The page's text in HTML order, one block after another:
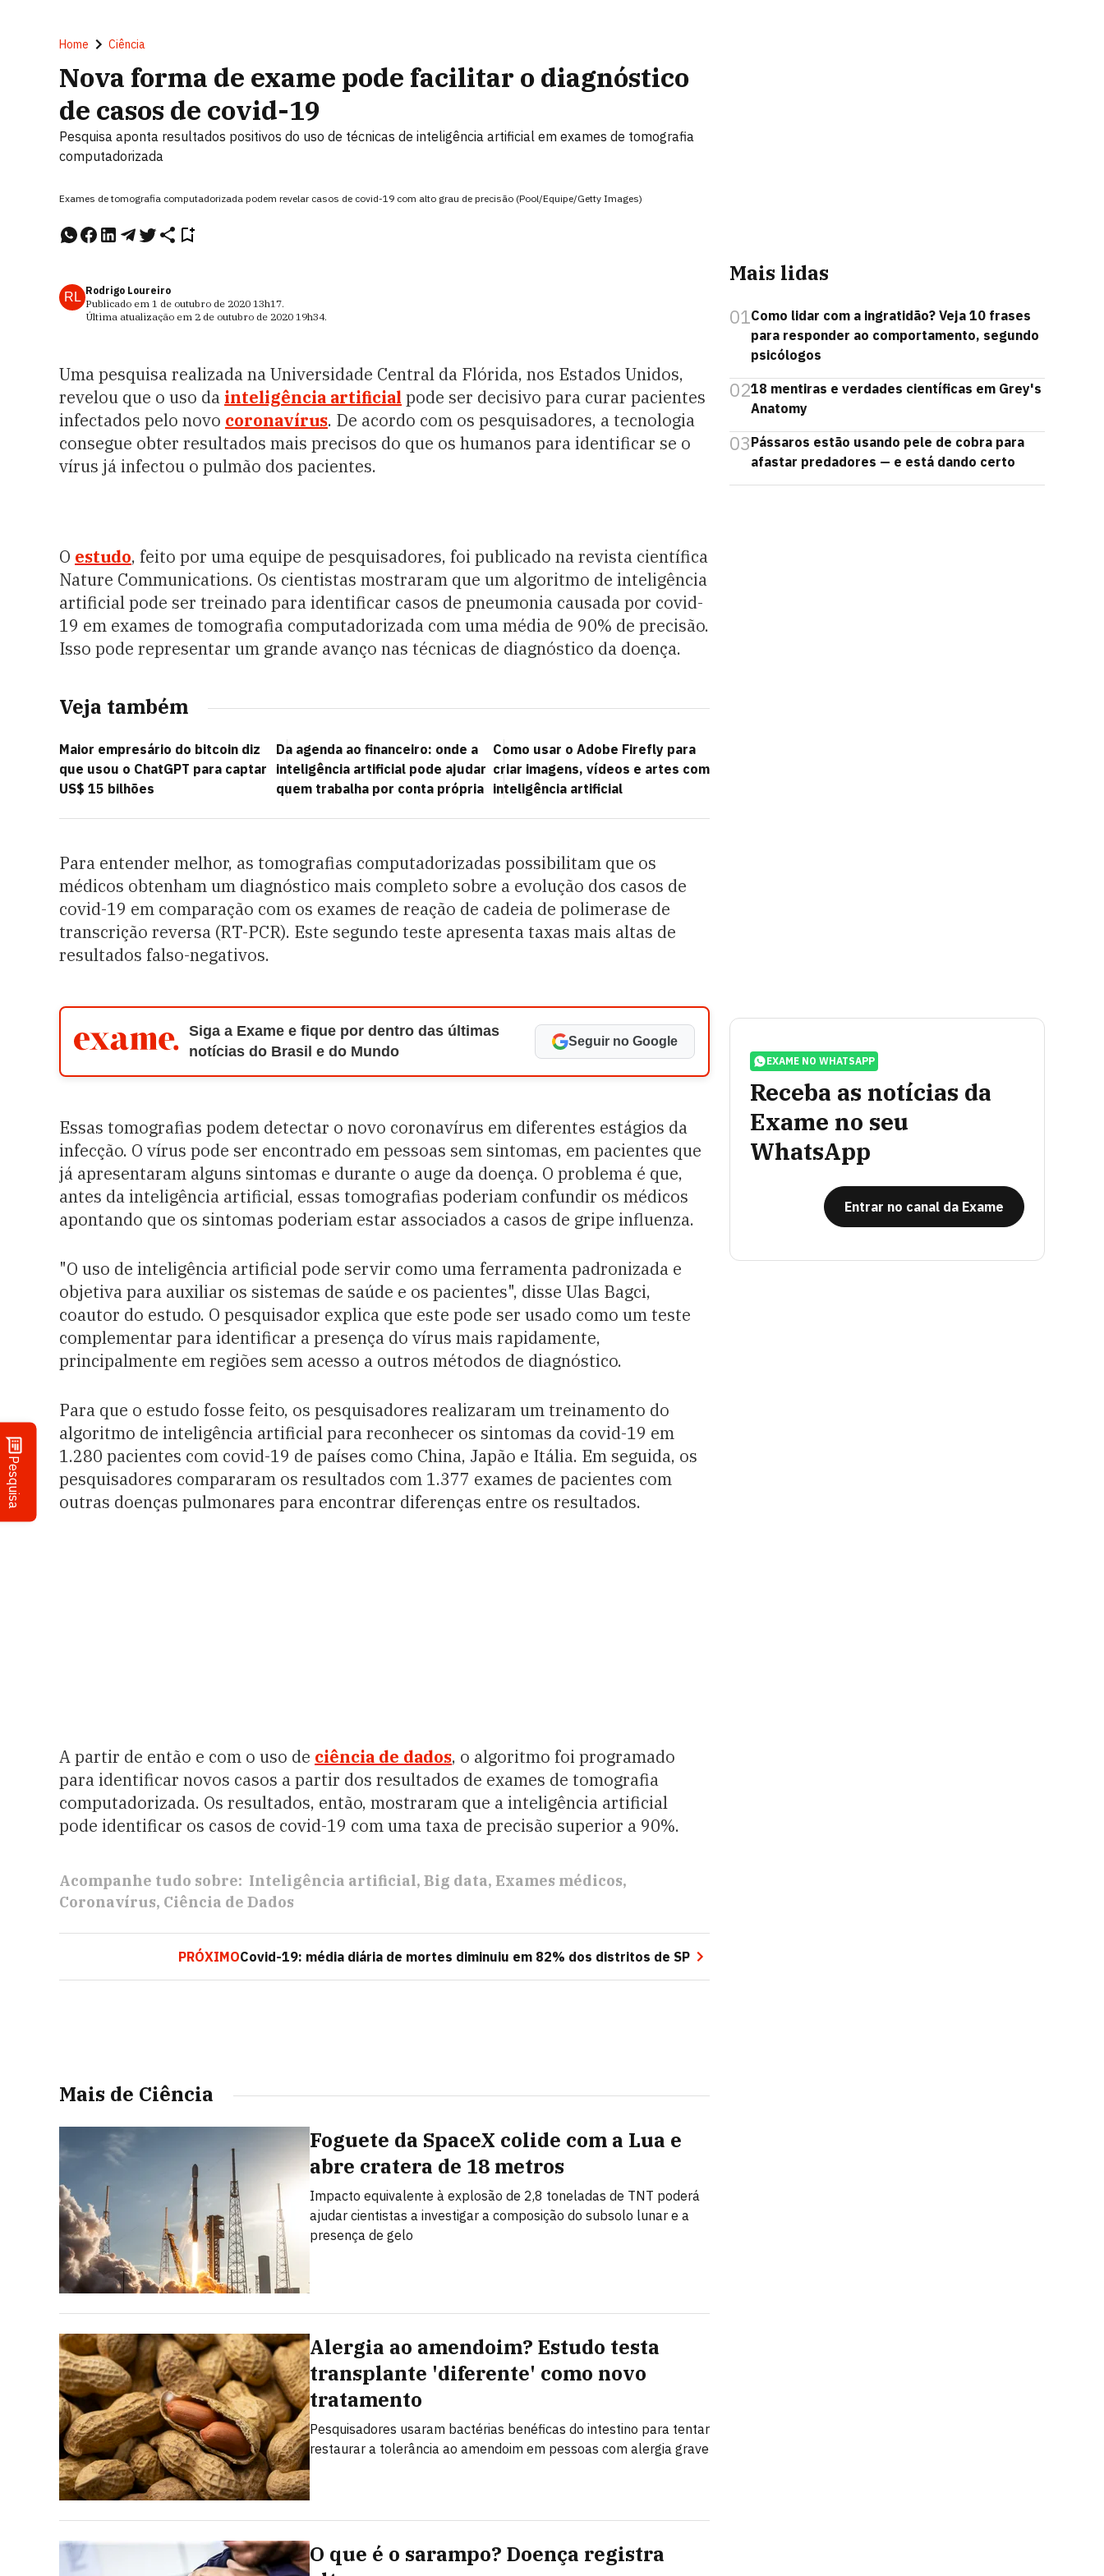
Pesquisa
Home Ciência
Nova forma de exame pode facilitar o diagnóstico
de casos de covid-19
Pesquisa aponta resultados positivos do uso de técnicas de inteligência artificial em exames de tomografia
computadorizada
Exames de tomografia computadorizada podem revelar casos de covid-19 com alto grau de precisão (Pool/Equipe/Getty Images)
RL Rodrigo Loureiro
Publicado em 1 de outubro de 2020 13h17.
Última atualização em 2 de outubro de 2020 19h34.
Uma pesquisa realizada na Universidade Central da Flórida, nos Estados Unidos,
revelou que o uso da inteligência artificial pode ser decisivo para curar pacientes
infectados pelo novo coronavírus. De acordo com os pesquisadores, a tecnologia
consegue obter resultados mais precisos do que os humanos para identificar se o
vírus já infectou o pulmão dos pacientes.
O estudo, feito por uma equipe de pesquisadores, foi publicado na revista científica
Nature Communications. Os cientistas mostraram que um algoritmo de inteligência
artificial pode ser treinado para identificar casos de pneumonia causada por covid-
19 em exames de tomografia computadorizada com uma média de 90% de precisão.
Isso pode representar um grande avanço nas técnicas de diagnóstico da doença.
Veja também
Maior empresário do bitcoin diz
que usou o ChatGPT para captar
US$ 15 bilhões
Da agenda ao financeiro: onde a
inteligência artificial pode ajudar
quem trabalha por conta própria
Como usar o Adobe Firefly para
criar imagens, vídeos e artes com
inteligência artificial
Para entender melhor, as tomografias computadorizadas possibilitam que os
médicos obtenham um diagnóstico mais completo sobre a evolução dos casos de
covid-19 em comparação com os exames de reação de cadeia de polimerase de
transcrição reversa (RT-PCR). Este segundo teste apresenta taxas mais altas de
resultados falso-negativos.
Siga a Exame e fique por dentro das últimas
notícias do Brasil e do Mundo
Seguir no Google
Essas tomografias podem detectar o novo coronavírus em diferentes estágios da
infecção. O vírus pode ser encontrado em pessoas sem sintomas, em pacientes que
já apresentaram alguns sintomas e durante o auge da doença. O problema é que,
antes da inteligência artificial, essas tomografias poderiam confundir os médicos
apontando que os sintomas poderiam estar associados a casos de gripe influenza.
"O uso de inteligência artificial pode servir como uma ferramenta padronizada e
objetiva para auxiliar os sistemas de saúde e os pacientes", disse Ulas Bagci,
coautor do estudo. O pesquisador explica que este pode ser usado como um teste
complementar para identificar a presença do vírus mais rapidamente,
principalmente em regiões sem acesso a outros métodos de diagnóstico.
Para que o estudo fosse feito, os pesquisadores realizaram um treinamento do
algoritmo de inteligência artificial para reconhecer os sintomas da covid-19 em
1.280 pacientes com covid-19 de países como China, Japão e Itália. Em seguida, os
pesquisadores compararam os resultados com 1.377 exames de pacientes com
outras doenças pulmonares para encontrar diferenças entre os resultados.
A partir de então e com o uso de ciência de dados, o algoritmo foi programado
para identificar novos casos a partir dos resultados de exames de tomografia
computadorizada. Os resultados, então, mostraram que a inteligência artificial
pode identificar os casos de covid-19 com uma taxa de precisão superior a 90%.
Acompanhe tudo sobre: Inteligência artificial Big data Exames médicos
Coronavírus Ciência de Dados
PRÓXIMOCovid-19: média diária de mortes diminuiu em 82% dos distritos de SP
Mais de Ciência
Foguete da SpaceX colide com a Lua e
abre cratera de 18 metros
Impacto equivalente à explosão de 2,8 toneladas de TNT poderá
ajudar cientistas a investigar a composição do subsolo lunar e a
presença de gelo
Alergia ao amendoim? Estudo testa
transplante 'diferente' como novo
tratamento
Pesquisadores usaram bactérias benéficas do intestino para tentar
restaurar a tolerância ao amendoim em pessoas com alergia grave
O que é o sarampo? Doença registra
Mais lidas
01Como lidar com a ingratidão? Veja 10 frases
para responder ao comportamento, segundo
psicólogos
0218 mentiras e verdades científicas em Grey's
Anatomy
03Pássaros estão usando pele de cobra para
afastar predadores — e está dando certo
EXAME NO WHATSAPP
Receba as notícias da
Exame no seu
WhatsApp
Entrar no canal da Exame